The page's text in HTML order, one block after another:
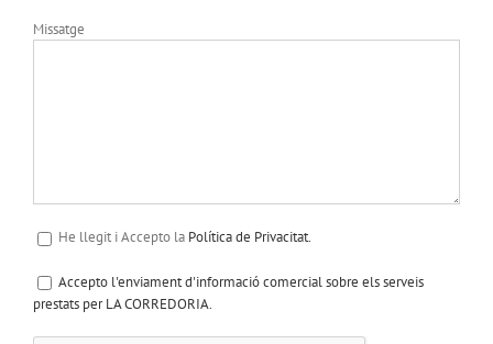
Missatge
He llegit i Accepto la Política de Privacitat.
Accepto l'enviament d'informació comercial sobre els serveis
prestats per LA CORREDORIA.